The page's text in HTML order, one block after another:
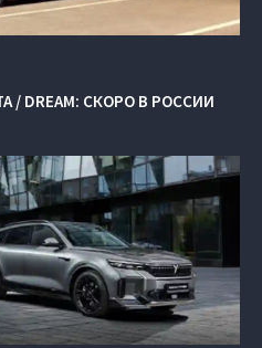
/ DREAM: СКОРО В РОССИИ